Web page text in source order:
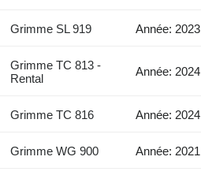
Grimme SL 919 Année: 2023
Grimme TC 813 -
Rental
Année: 2024
Grimme TC 816 Année: 2024
Grimme WG 900 Année: 2021